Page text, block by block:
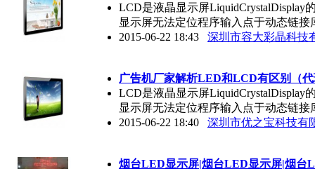
LCD是液晶显示屏LiquidCrystalDisplay
显示屏无法定位程序输入点于动态链接
2015-06-22 18:43
深圳市容大彩晶科技
广告机厂家解析LED和LCD有区别（
LCD是液晶显示屏LiquidCrystalDisplay
显示屏无法定位程序输入点于动态链接
2015-06-22 18:40
深圳市优之宝科技有
烟台LED显示屏|烟台LED显示屏|烟台